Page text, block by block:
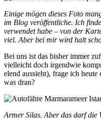
Einige mögen dieses Foto
im Blog veröffentliche. Ich
verwendet habe – von der
viel. Aber bei mir wird halt
Bei uns ist das bisher immer
vielleicht doch irgendwie
elend aussieht), frage ich
was dran?
Armer Silas. Aber das darf die